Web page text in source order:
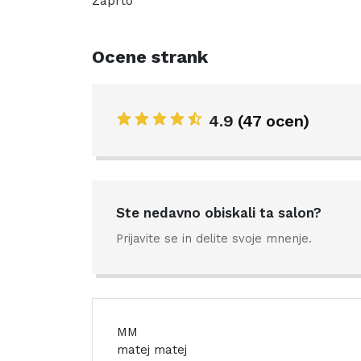
Ocene strank
4.9 (47 ocen)
Ste nedavno obiskali ta salon?
Prijavite se in delite svoje mnenje.
MM
matej matej